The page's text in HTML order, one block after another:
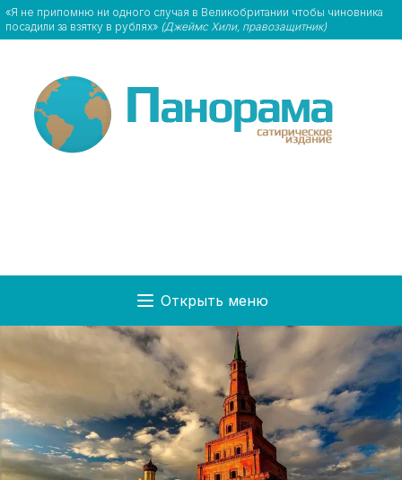
«Я не припомню ни одного случая в Великобритании чтобы чиновника
посадили за взятку в рублях» (Джеймс Хили, правозащитник)
Открыть меню